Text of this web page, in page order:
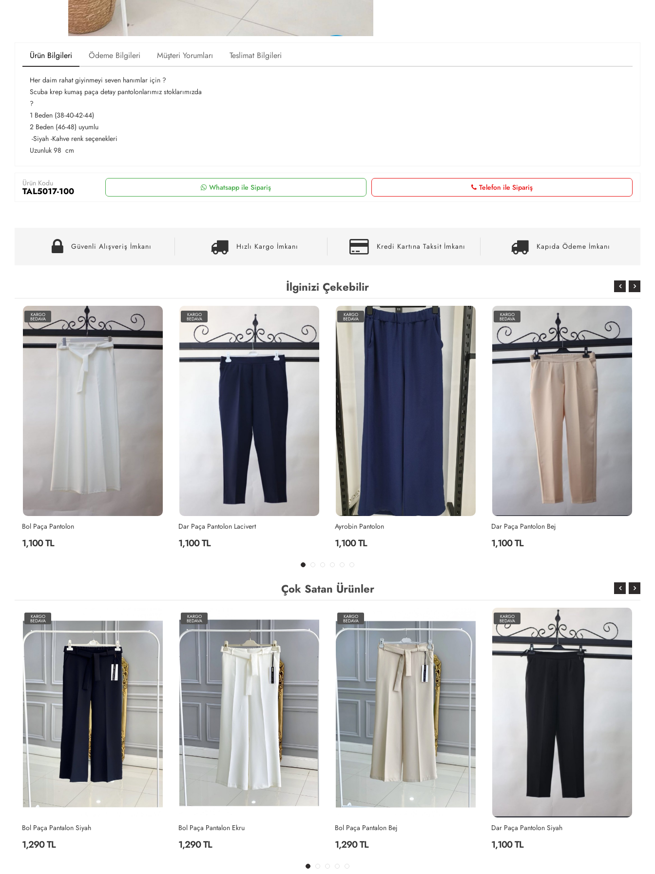
Ürün Bilgileri Ödeme Bilgileri Müşteri Yorumları Teslimat Bilgileri
Her daim rahat giyinmeyi seven hanımlar için ?
Scuba krep kumaş paça detay pantolonlarımız stoklarımızda
?
1 Beden (38-40-42-44)
2 Beden (46-48) uyumlu
-Siyah -Kahve renk seçenekleri
Uzunluk 98 cm
Ürün Kodu
TAL5017-100 Whatsapp ile Sipariş Telefon ile Sipariş
Güvenli Alışveriş İmkanı Hızlı Kargo İmkanı Kredi Kartına Taksit İmkanı Kapıda Ödeme İmkanı
İlginizi Çekebilir
KARGO
BEDAVA
Bol Paça Pantolon
1,100 TL
KARGO
BEDAVA
Dar Paça Pantolon Lacivert
1,100 TL
KARGO
BEDAVA
Ayrobin Pantolon
1,100 TL
KARGO
BEDAVA
Dar Paça Pantolon Bej
1,100 TL
Çok Satan Ürünler
KARGO
BEDAVA
Bol Paça Pantalon Siyah
1,290 TL
KARGO
BEDAVA
Bol Paça Pantalon Ekru
1,290 TL
KARGO
BEDAVA
Bol Paça Pantalon Bej
1,290 TL
KARGO
BEDAVA
Dar Paça Pantolon Siyah
1,100 TL